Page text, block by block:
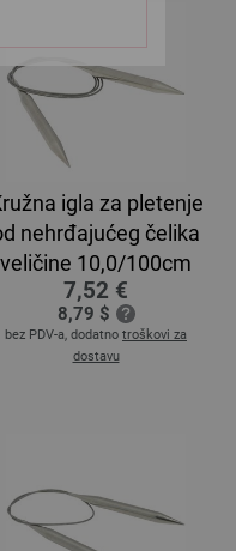
igla za pletenje
nehrđajućeg čelika
veličine 10,0/100cm
7,52 €
8,79 $
bez PDV-a, dodatno troškovi za
dostavu